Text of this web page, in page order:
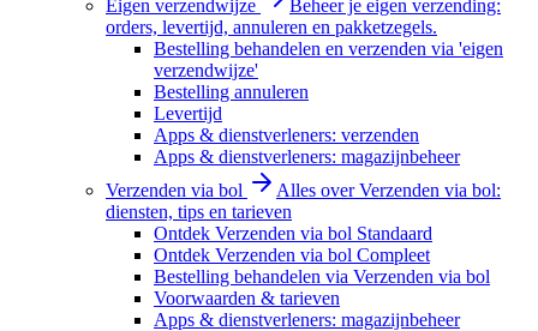
Eigen verzendwijze
Beheer je eigen verzending:
orders, levertijd, annuleren en pakketzegels.
Bestelling behandelen en verzenden via 'eigen
verzendwijze'
Bestelling annuleren
Levertijd
Apps & dienstverleners: verzenden
Apps & dienstverleners: magazijnbeheer
Verzenden via bol
Alles over Verzenden via bol:
diensten, tips en tarieven
Ontdek Verzenden via bol Standaard
Ontdek Verzenden via bol Compleet
Bestelling behandelen via Verzenden via bol
Voorwaarden & tarieven
Apps & dienstverleners: magazijnbeheer